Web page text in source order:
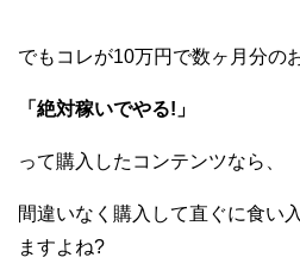
でもコレが10万円で数ヶ月分の
「絶対稼いでやる!」
って購入したコンテンツなら、
間違いなく購入して直ぐに食い
ますよね?